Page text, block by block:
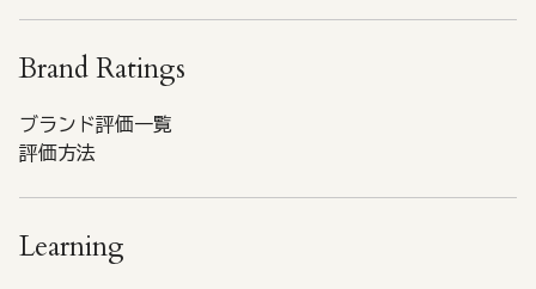
Brand Ratings
ブランド評価一覧
評価方法
Learning